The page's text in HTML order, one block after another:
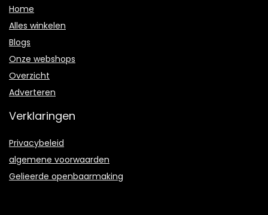
Home
Alles winkelen
Blogs
Onze webshops
Overzicht
Adverteren
Verklaringen
Privacybeleid
algemene voorwaarden
Gelieerde openbaarmaking